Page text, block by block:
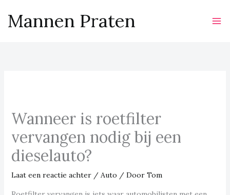
naarMannen Praten
Wanneer is roetfilter
vervangen nodig bij een
dieselauto?
Laat een reactie achter / Auto / Door Tom